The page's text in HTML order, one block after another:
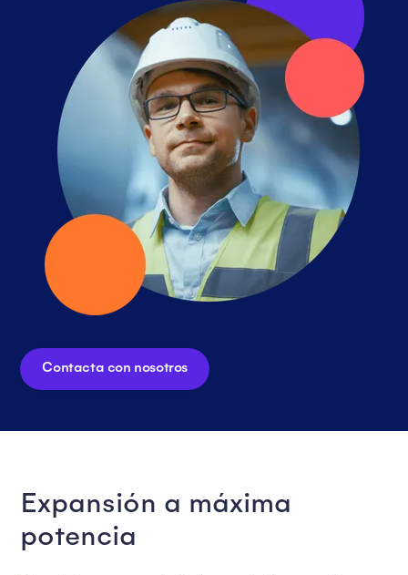
Contacta con nosotros
Expansión a máxima
potencia